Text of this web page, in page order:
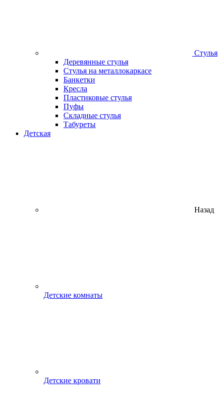
Стулья
Деревянные стулья
Стулья на металлокаркасе
Банкетки
Кресла
Пластиковые стулья
Пуфы
Складные стулья
Табуреты
Детская
Назад
Детские комнаты
Детские кровати